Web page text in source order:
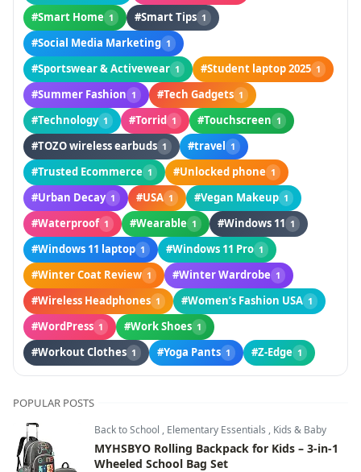
#Smart Home 1 #Smart Tips 1
#Social Media Marketing 1
#Sportswear & Activewear 1 #Student laptop 2025 1
#Summer Fashion 1 #Tech Gadgets 1
#Technology 1 #Torrid 1 #Touchscreen 1
#TOZO wireless earbuds 1 #travel 1
#Trusted Ecommerce 1 #Unlocked phone 1
#Urban Decay 1 #USA 1 #Vegan Makeup 1
#Waterproof 1 #Wearable 1 #Windows 11 1
#Windows 11 laptop 1 #Windows 11 Pro 1
#Winter Coat Review 1 #Winter Wardrobe 1
#Wireless Headphones 1 #Women’s Fashion USA 1
#WordPress 1 #Work Shoes 1
#Workout Clothes 1 #Yoga Pants 1 #Z-Edge 1
POPULAR POSTS
Back to School , Elementary Essentials , Kids & Baby
MYHSBYO Rolling Backpack for Kids – 3-in-1
Wheeled School Bag Set